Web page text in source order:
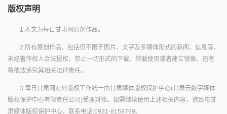
版权声明
1.本文为每日甘肃网原创作品。
2.所有原创作品，包括但不限于图片、文字及多媒体形式的新闻、信息等，
未经著作权人合法授权，禁止一切形式的下载、转载使用或者建立镜像。违者
将依法追究其相关法律责任。
3.每日甘肃网对外版权工作统一由甘肃媒体版权保护中心(甘肃云数字媒体
版权保护中心有限责任公司)受理对接。如需继续使用上述相关内容，请致电甘
肃媒体版权保护中心，联系电话:0931-8159799。